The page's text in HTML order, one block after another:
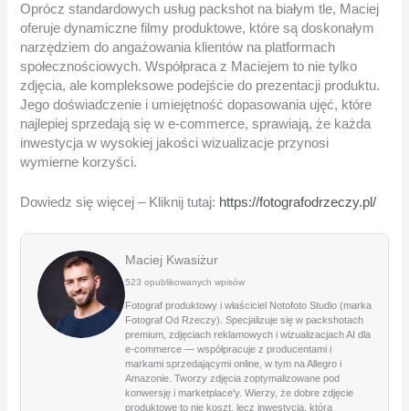
Oprócz standardowych usług packshot na białym tle, Maciej
oferuje dynamiczne filmy produktowe, które są doskonałym
narzędziem do angażowania klientów na platformach
społecznościowych. Współpraca z Maciejem to nie tylko
zdjęcia, ale kompleksowe podejście do prezentacji produktu.
Jego doświadczenie i umiejętność dopasowania ujęć, które
najlepiej sprzedają się w e-commerce, sprawiają, że każda
inwestycja w wysokiej jakości wizualizacje przynosi
wymierne korzyści.
Dowiedz się więcej – Kliknij tutaj: https://fotografodrzeczy.pl/
Maciej Kwasiżur
523 opublikowanych wpisów
Fotograf produktowy i właściciel Notofoto Studio (marka
Fotograf Od Rzeczy). Specjalizuje się w packshotach
premium, zdjęciach reklamowych i wizualizacjach AI dla
e-commerce — współpracuje z producentami i
markami sprzedającymi online, w tym na Allegro i
Amazonie. Tworzy zdjęcia zoptymalizowane pod
konwersję i marketplace'y. Wierzy, że dobre zdjęcie
produktowe to nie koszt, lecz inwestycja, która